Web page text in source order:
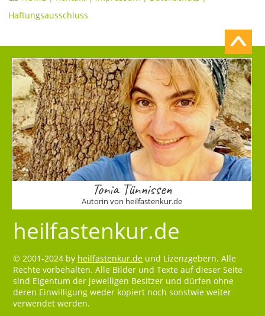
Haftungsausschluss
Tonia Tünnissen
Autorin von heilfastenkur.de
heilfastenkur.de
© 2001-2024 by heilfastenkur.de und Lizenzgebern. Alle
Rechte vorbehalten. Alle Bilder und Texte auf dieser Seite
sind Eigentum der jeweiligen Besitzer und dürfen ohne
deren Einwilligung weder kopiert noch sonstwie weiter
verwendet werden.